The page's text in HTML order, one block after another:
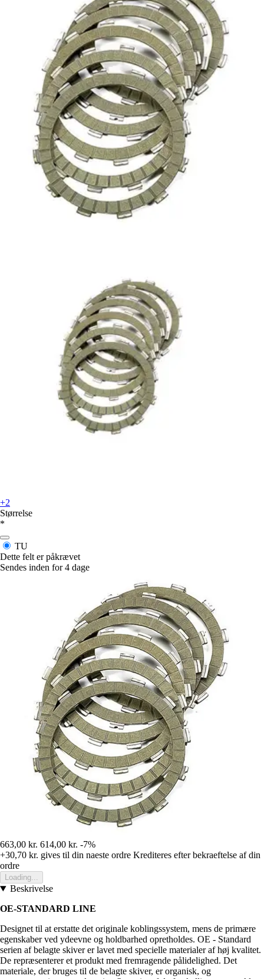
+2
Størrelse
*
TU
Dette felt er påkrævet
Sendes inden for 4 dage
663,00 kr. 614,00 kr. -7%
+30,70 kr. gives til din naeste ordre Krediteres efter bekraeftelse af din
ordre
Loading...
Beskrivelse
OE-STANDARD LINE
Designet til at erstatte det originale koblingssystem, mens de primære
egenskaber ved ydeevne og holdbarhed opretholdes. OE - Standard
serien af belagte skiver er lavet med specielle materialer af høj kvalitet.
De repræsenterer et produkt med fremragende pålidelighed. Det
materiale, der bruges til de belagte skiver, er organisk, og